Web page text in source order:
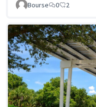
Bourse 0 2